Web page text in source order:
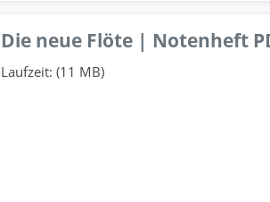
Die neue Flöte | Notenheft
Laufzeit: (11 MB)